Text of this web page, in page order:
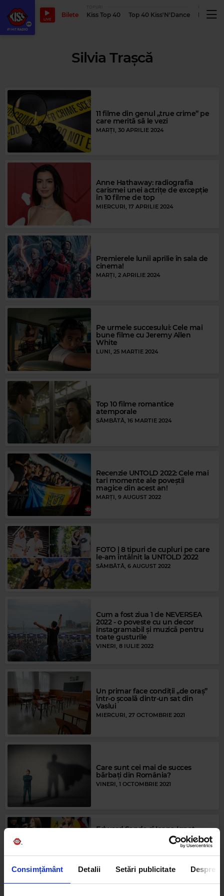
Consimțământ Detalii Setări publicitate Despre
LIVE
Bilete Kiss Top 40 Top 40 Kiss'N'Dance
Silvia Trașcă
11 filme din genul „true crime” pe
care merită să le vezi
MARȚI, 30 APRILIE 2024
Anne Hathaway: radiografia
carismei unei actrițe de excepție
în 10 filme de top
MIERCURI, 17 APRILIE 2024
Premierele lunii aprilie în sala de
cinema!
MARȚI, 2 APRILIE 2024
Pe urmele succesului: Cele mai
bune filme cu Jeremy Allen
White
LUNI, 25 MARTIE 2024
Top 10 filme romantice
atemporale
SÂMBĂTĂ, 16 MARTIE 2024
Recenzie UNTOLD 2022: Cele mai
tari momente ale poveștii
magice din acest an!
MARȚI, 9 AUGUST 2022
FOTO | 8 tipuri de cupluri pe care
le-am întâlnit la UNTOLD 2022
SÂMBĂTĂ, 6 AUGUST 2022
Cum a fost ziua 1 de NEVERSEA
2022 - o poveste cu un decor
instagramabil și muzică pentru
toate gusturile
VINERI, 8 IULIE 2022
Un primar face condiții „de oraș”
într-o școală dintr-un sat din
Vaslui
MIERCURI, 27 OCTOMBRIE 2021
Care sunt cei mai de succes
bărbați din România?
VINERI, 1 OCTOMBRIE 2021
Edward Sanda și Ioana Ignat,
formula de succes pentru hiturile
românești: „Am decis să nu ne
împreună!”
MIERCURI, 29 SEPTEMBRIE 2021